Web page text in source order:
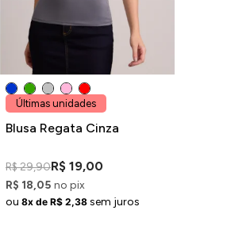
Últimas unidades
Blusa Regata Cinza
R$ 29,90R$ 19,00
R$ 18,05 no pix
ou 8x de R$ 2,38 sem juros